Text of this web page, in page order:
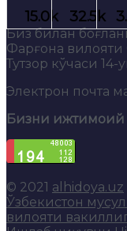
Биз билан
Фарғона
Тутзор кўчаси 14-
Электрон почта
Бизни ижтимоий
© 2021 alhidoya.uz
Ўзбекистон
вилояти